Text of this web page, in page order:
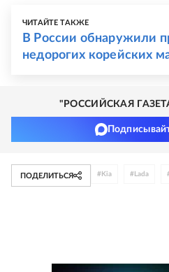
ЧИТАЙТЕ ТАКЖЕ
В России обнаружили
недорогих корейских
"РОССИЙСКАЯ
ПОДЕЛИТЬСЯ # Kia # Lada